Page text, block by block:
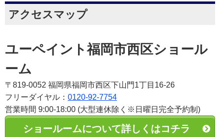
アクセスマップ
ユーペイント福岡市西区ショール
ーム
〒819-0052 福岡県福岡市西区下山門1丁目16-26
フリーダイヤル： 0120-92-7754
営業時間 9:00-18:00 (大型連休除く※日曜日完全予約制)
ショールームについて詳しくはコチラ